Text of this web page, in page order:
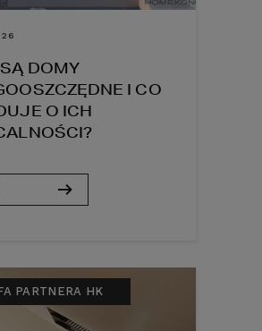
DOMY
I CO
O ICH
PARTNERA HK